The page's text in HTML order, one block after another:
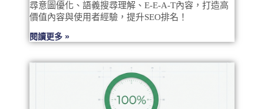
尋意圖優化、語義搜尋理解、E-E-A-T內容，打造高
價值內容與使用者經驗，提升SEO排名！
閱讀更多 »